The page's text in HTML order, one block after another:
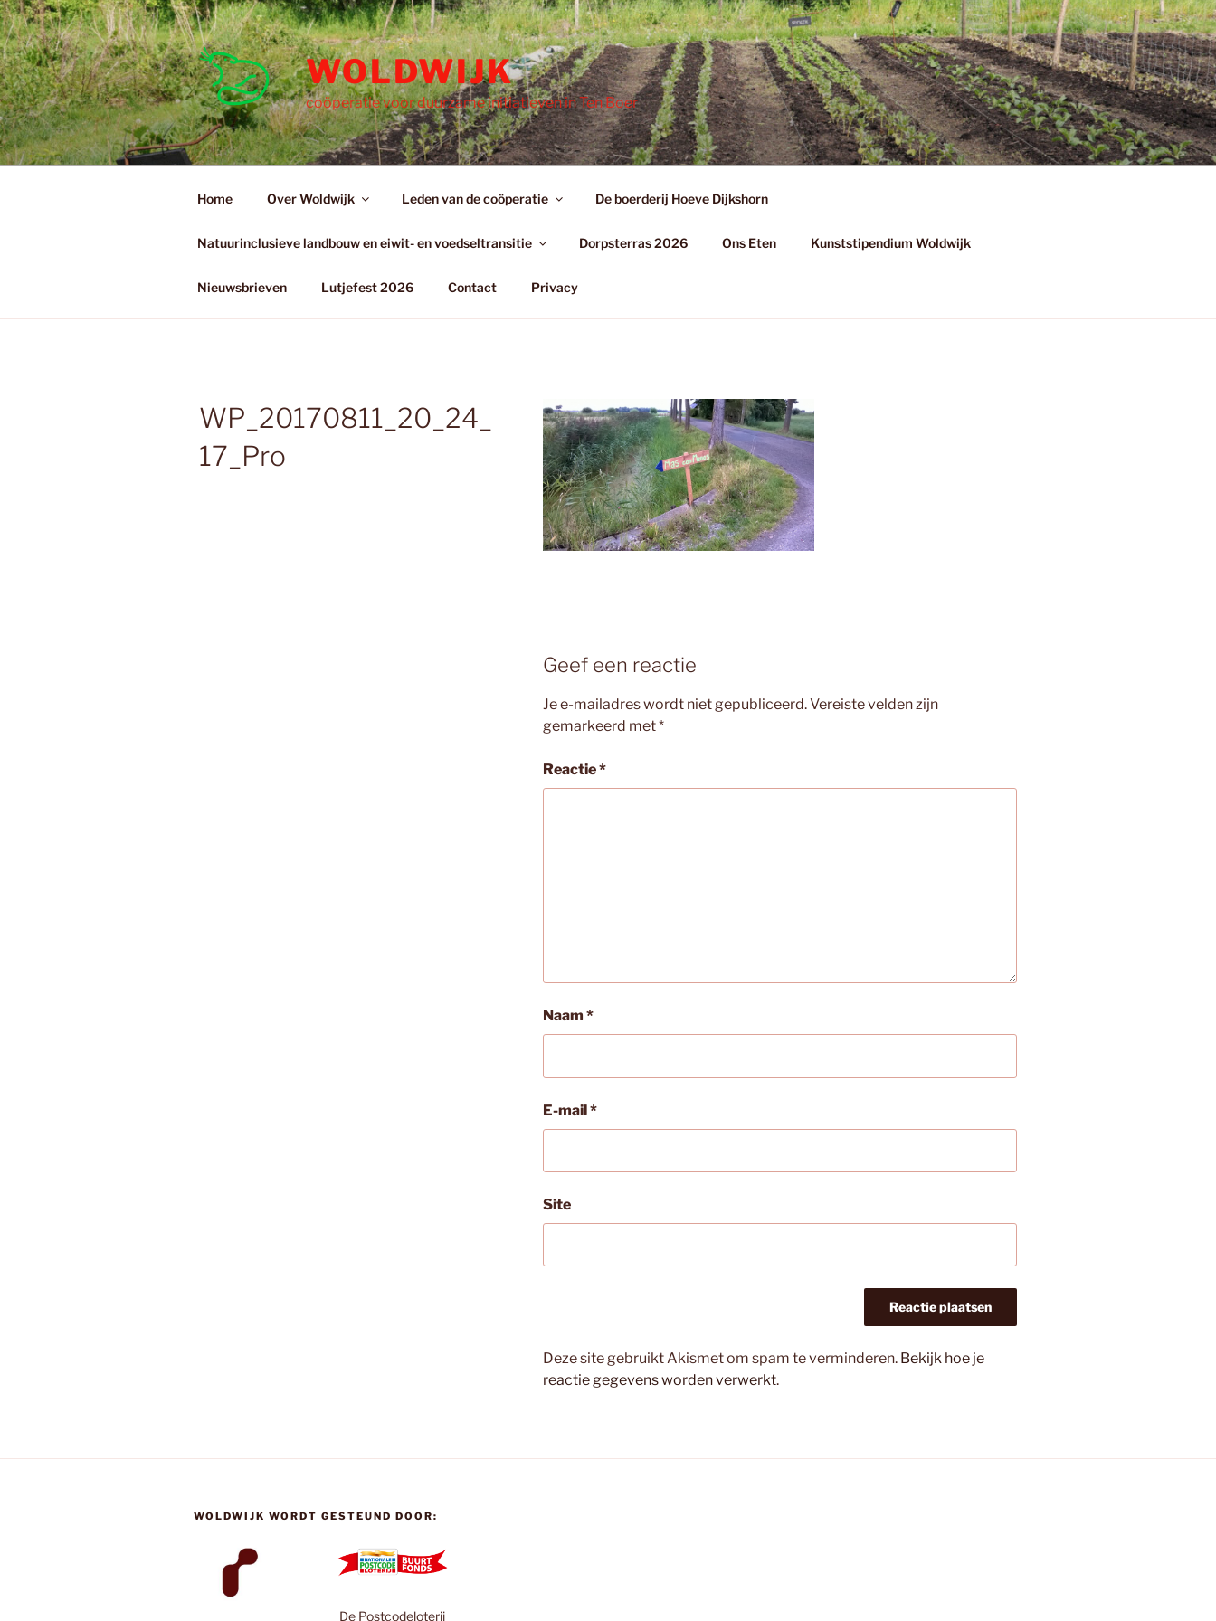
Ga
naar
de
inhoud
WOLDWIJK
coöperatie voor duurzame initiatieven in Ten Boer
Home Over Woldwijk Leden van de coöperatie De boerderij Hoeve Dijkshorn
Natuurinclusieve landbouw en eiwit- en voedseltransitie Dorpsterras 2026 Ons Eten Kunststipendium Woldwijk
Nieuwsbrieven Lutjefest 2026 Contact Privacy
WP_20170811_20_24_
17_Pro
Geef een reactie
Je e-mailadres wordt niet gepubliceerd.Vereiste velden zijn
gemarkeerd met*
Reactie*
Naam *
E-mail*
Site
Deze site gebruikt Akismet om spam te verminderen. Bekijk hoe je
reactie gegevens worden verwerkt.
WOLDWIJK WORDT GESTEUND DOOR:
De Postcodeloterij